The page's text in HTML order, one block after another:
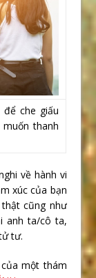
che giấu
thanh
về hành vi
xúc của bạn
cũng như
anh ta/cô ta,
tư.
một thám